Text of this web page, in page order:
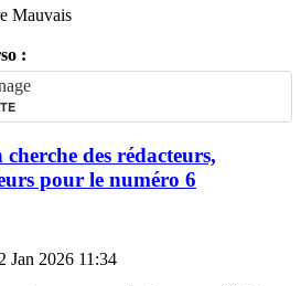
Mauvais
:
des rédacteurs,
pour le numéro 6
Jan 2026 11:34